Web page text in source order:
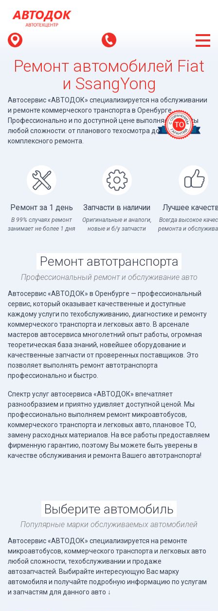
Ремонт автомобилей Fiat
и SsangYong
Автосервис «АВТОДОК» специализируется на обслуживании
и ремонте коммерческого транспорта в Оренбурге.
Профессионально и по доступной цене выполняем работы
любой сложности: от планового техосмотра до сложного
комплексного ремонта.
Ремонт за 1 день
В 99% случаях ремонт
занимает не более 1 дня
Запчасти в наличии
Оригинальные и аналоги,
новые и б/у запчасти
Лучшее
Всегда высокое
ремонта и
Ремонт автотранспорта
Профессиональный ремонт и обслуживание авто
Автосервис «АВТОДОК» в Оренбурге — профессиональный
сервис, который оказывает качественные и доступные
каждому услуги по техобслуживанию, диагностике и ремонту
коммерческого транспорта и легковых авто. В арсенале
мастеров автосервиса многолетний опыт работы, огромная
теоретическая база знаний, новейшее оборудование и
качественные запчасти от проверенных поставщиков. Это
позволяет выполнять ремонт автотранспорта
профессионально и быстро.
Спектр услуг автосервиса «АВТОДОК» впечатляет
разнообразием и приятно удивляет доступной ценой. Мы
профессионально выполняем ремонт микроавтобусов,
коммерческого транспорта и легковых авто, плановое ТО,
замену расходных материалов. На все работы предоставляем
фирменную гарантию, поэтому Вы можете быть уверены в
качестве обслуживания и ремонта Вашего автотранспорта!
Выберите автомобиль
Популярные марки обслуживаемых автомобилей
Автосервис «АВТОДОК» специализируется на ремонте
микроавтобусов, коммерческого транспорта и легковых авто
любой сложности, техобслуживании и продаже
автозапчастей. Выбирайте интересующую Вас марку
автомобиля и получайте подробную информацию по услугам
и запчастям для данного авто ↓